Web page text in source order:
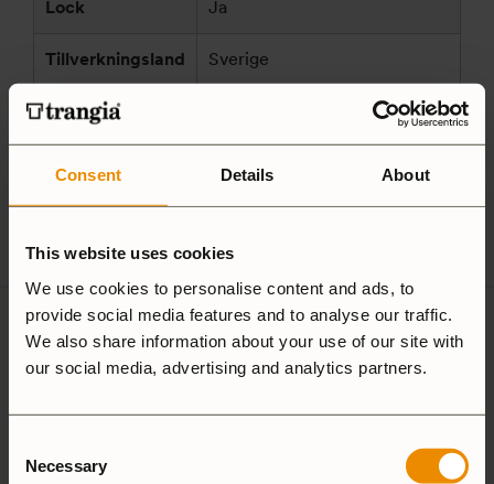
Consent Details About
This website uses cookies
We use cookies to personalise content and ads, to
provide social media features and to analyse our traffic.
We also share information about your use of our site with
our social media, advertising and analytics partners.
Selection
Necessary
Lock Ja
Tillverkningsland Sverige
Tillverkare
ansvarig enligt
GPSR
Alsenvägen 16
83596 Trångsviken
Ultralight
Aluminium
Non-Stick